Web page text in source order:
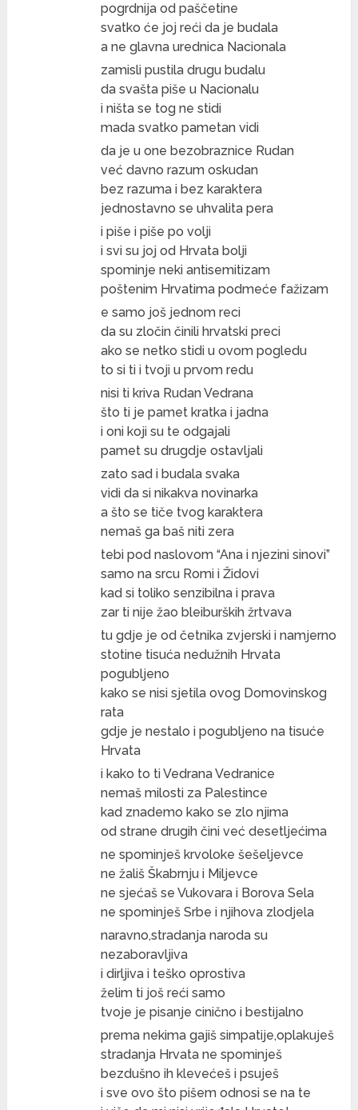
pogrdnija od paščetine
svatko će joj reći da je budala
a ne glavna urednica Nacionala
zamisli pustila drugu budalu
da svašta piše u Nacionalu
i ništa se tog ne stidi
mada svatko pametan vidi
da je u one bezobraznice Rudan
već davno razum oskudan
bez razuma i bez karaktera
jednostavno se uhvalita pera
i piše i piše po volji
i svi su joj od Hrvata bolji
spominje neki antisemitizam
poštenim Hrvatima podmeće fažizam
e samo još jednom reci
da su zločin činili hrvatski preci
ako se netko stidi u ovom pogledu
to si ti i tvoji u prvom redu
nisi ti kriva Rudan Vedrana
što ti je pamet kratka i jadna
i oni koji su te odgajali
pamet su drugdje ostavljali
zato sad i budala svaka
vidi da si nikakva novinarka
a što se tiče tvog karaktera
nemaš ga baš niti zera
tebi pod naslovom “Ana i njezini sinovi”
samo na srcu Romi i Židovi
kad si toliko senzibilna i prava
zar ti nije žao bleiburških žrtvava
tu gdje je od četnika zvjerski i namjerno
stotine tisuća nedužnih Hrvata
pogubljeno
kako se nisi sjetila ovog Domovinskog
rata
gdje je nestalo i pogubljeno na tisuće
Hrvata
i kako to ti Vedrana Vedranice
nemaš milosti za Palestince
kad znademo kako se zlo njima
od strane drugih čini već desetljećima
ne spominješ krvoloke šešeljevce
ne žališ Škabrnju i Miljevce
ne sjećaš se Vukovara i Borova Sela
ne spominješ Srbe i njihova zlodjela
naravno,stradanja naroda su
nezaboravljiva
i dirljiva i teško oprostiva
želim ti još reći samo
tvoje je pisanje cinično i bestijalno
prema nekima gajiš simpatije,oplakuješ
stradanja Hrvata ne spominješ
bezdušno ih klevećeš i psuješ
i sve ovo što pišem odnosi se na te